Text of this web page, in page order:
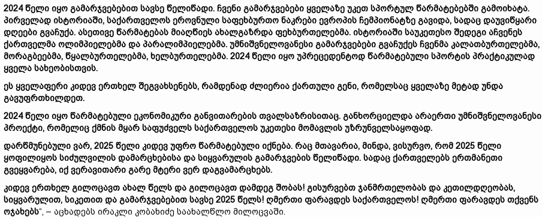
2024 წელი იყო გამარჯვებებით სავსე წელიწადი. ჩვენი გამარჯვებები ყველაზე უკეთ სპორტულ წარმატებებში გამოიხატა.
პირველად ისტორიაში, საქართველოს ეროვნული საფეხბურთო ნაკრები ევროპის ჩემპიონატზე გავიდა, სადაც დაუვიწყარი
დღეები გვაჩუქა. ასეთივე წარმატებას მიაღწიეს ახალგაზრდა ფეხბურთელებმა. ისტორიაში საუკეთესო შედეგი აჩვენეს
ქართველმა ოლიმპიელებმა და პარალიმპიელებმა. უმნიშვნელოვანესი გამარჯვებები გვაჩუქეს ჩვენმა კალათბურთელებმა,
მორაგბეებმა, წყალბურთელებმა, ხელბურთელებმა. 2024 წელი იყო უპრეცედენტოდ წარმატებული სპორტის პრაქტიკულად
ყველა სახეობისთვის.
ეს ყველაფერი კიდევ ერთხელ შეგვახსენებს, რამდენად ძლიერია ქართული გენი, რომელსაც ყველაზე მეტად უნდა
გავუფრთხილდეთ.
2024 წელი იყო წარმატებული ეკონომიკური განვითარების თვალსაზრისითაც. განხორციელდა არაერთი უმნიშვნელოვანესი
პროექტი, რომელიც ქმნის მყარ საფუძველს საქართველოს უკეთესი მომავლის უზრუნველსაყოფად.
დარწმუნებული ვარ, 2025 წელი კიდევ უფრო წარმატებული იქნება. რაც მთავარია, მინდა, ვისურვო, რომ 2025 წელი
ყოფილიყოს სიძულვილის დამარცხებისა და სიყვარულის გამარჯვების წელიწადი. სადაც ქართველებს ერთმანეთი
გვეყვარება, იქ ვერავითარი გარე მტერი ვერ დაგვამარცხებს.
კიდევ ერთხელ გილოცავთ ახალ წელს და გილოცავთ დამდეგ შობას! გისურვებთ ჯანმრთელობას და კეთილდღეობას,
სიყვარულით, სიკეთით და გამარჯვებებით სავსე 2025 წელს! ღმერთი ფარავდეს საქართველოს! ღმერთი ფარავდეს თქვენს
ოჯახებს“, – აცხადებს ირაკლი კობახიძე საახალწლო მილოცვაში.